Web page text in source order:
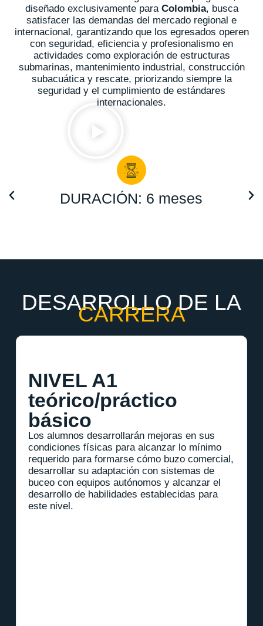
diseñado exclusivamente para Colombia, busca
satisfacer las demandas del mercado regional e
internacional, garantizando que los egresados operen
con seguridad, eficiencia y profesionalismo en
actividades como exploración de estructuras
submarinas, mantenimiento industrial, construcción
subacuática y rescate, priorizando siempre la
seguridad y el cumplimiento de estándares
internacionales.
DURACIÓN: 6 meses
DESARROLLO DE LA
CARRERA
NIVEL A1
teórico/práctico
básico
Los alumnos desarrollarán mejoras en sus
condiciones físicas para alcanzar lo mínimo
requerido para formarse cómo buzo comercial,
desarrollar su adaptación con sistemas de
buceo con equipos autónomos y alcanzar el
desarrollo de habilidades establecidas para
este nivel.